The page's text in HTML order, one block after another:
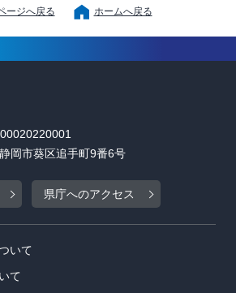
ージへ戻る ホームへ戻る
岡市葵区追手町9番6号
県庁へのアクセス
いて
て